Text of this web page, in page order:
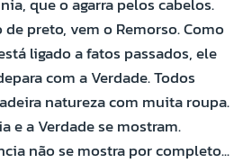
que o agarra pelos cabelos.
preto, vem o Remorso. Como
ligado a fatos passados, ele
com a Verdade. Todos
natureza com muita roupa.
e a Verdade se mostram.
não se mostra por completo...